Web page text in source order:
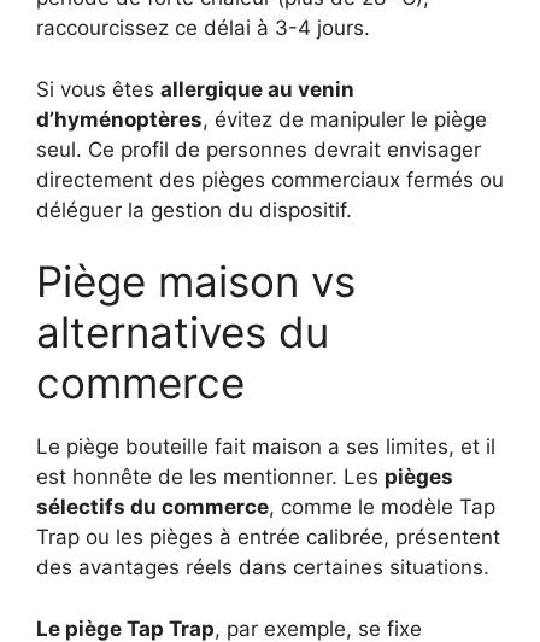
raccourcissez ce délai à 3-4 jours.
Si vous êtes allergique au venin
d’hyménoptères, évitez de manipuler le piège
seul. Ce profil de personnes devrait envisager
directement des pièges commerciaux fermés ou
déléguer la gestion du dispositif.
Piège maison vs
alternatives du
commerce
Le piège bouteille fait maison a ses limites, et il
est honnête de les mentionner. Les pièges
sélectifs du commerce, comme le modèle Tap
Trap ou les pièges à entrée calibrée, présentent
des avantages réels dans certaines situations.
Le piège Tap Trap, par exemple, se fixe